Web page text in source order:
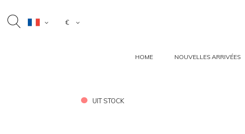
€
HOME NOUVELLES ARRIVÉES
UIT STOCK